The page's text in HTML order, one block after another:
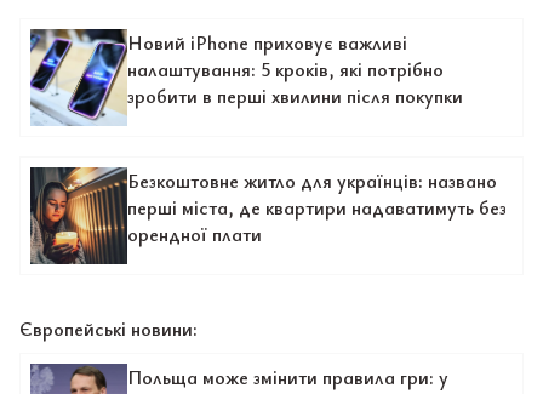
Новий iPhone приховує важливі
налаштування: 5 кроків, які потрібно
зробити в перші хвилини після покупки
Безкоштовне житло для українців: названо
перші міста, де квартири надаватимуть без
орендної плати
Європейські новини:
Польща може змінити правила гри: у